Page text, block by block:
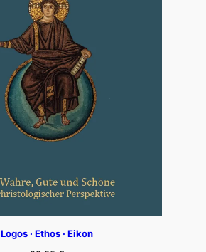
Logos · Ethos · Eikon